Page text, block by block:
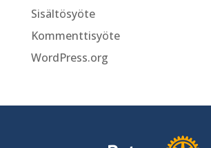
Sisältösyöte
Kommenttisyöte
WordPress.org